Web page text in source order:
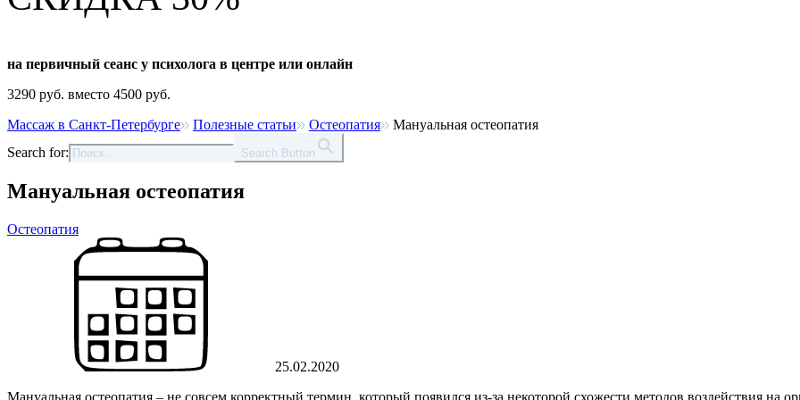
на первичный сеанс у психолога в центре или онлайн
3290 руб. вместо 4500 руб.
Массаж в Санкт-Петербурге
Полезные статьи Остеопатия
Мануальная остеопатия
Search for:
Search Button
Мануальная остеопатия
Остеопатия
25.02.2020